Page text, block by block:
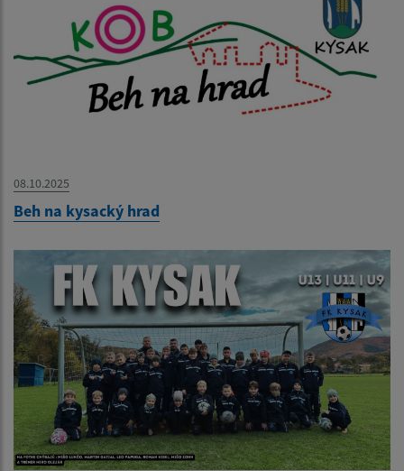
08.10.2025
Beh na kysacký hrad